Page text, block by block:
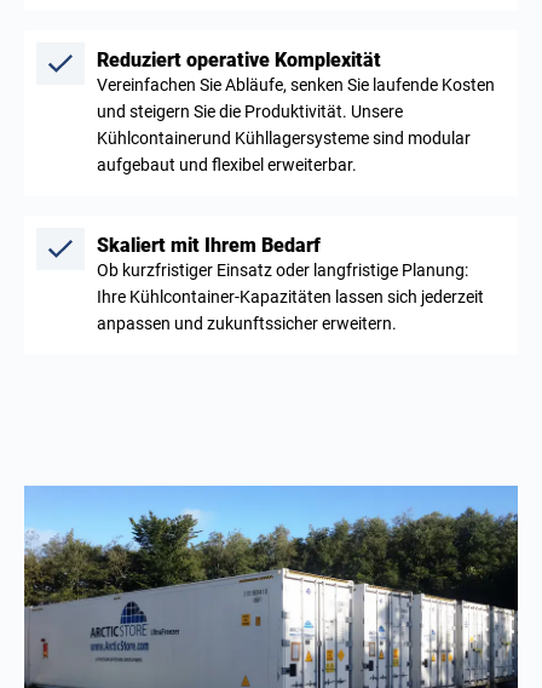
Reduziert operative Komplexität
Vereinfachen Sie Abläufe, senken Sie laufende Kosten
und steigern Sie die Produktivität. Unsere
Kühlcontainerund Kühllagersysteme sind modular
aufgebaut und flexibel erweiterbar.
Skaliert mit Ihrem Bedarf
Ob kurzfristiger Einsatz oder langfristige Planung:
Ihre Kühlcontainer-Kapazitäten lassen sich jederzeit
anpassen und zukunftssicher erweitern.